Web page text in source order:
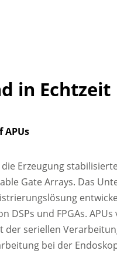
in Echtzeit
Erzeugung
Gate Arrays. Das
DSPs und FPGAs.
der seriellen
bei der